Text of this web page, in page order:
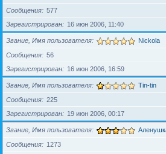
Сообщения
577
Зарегистрирован
16 июн 2006, 11:40
Звание, Имя пользователя Nickola
Сообщения
56
Зарегистрирован
16 июн 2006, 16:59
Звание, Имя пользователя Tin-tin
Сообщения
225
Зарегистрирован
19 июн 2006, 00:17
Звание, Имя пользователя
Сообщения
1273